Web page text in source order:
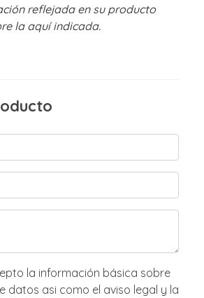
reflejada en su producto
la aquí indicada.
sobre
aviso legal y la